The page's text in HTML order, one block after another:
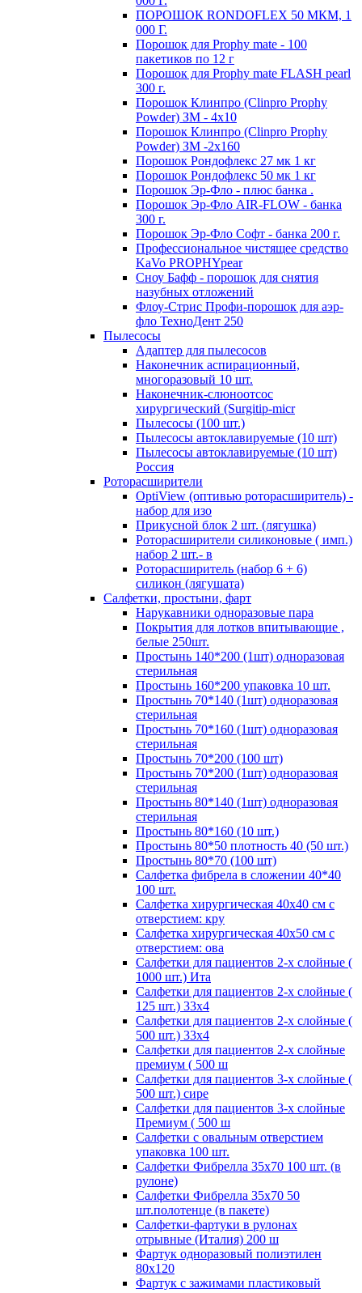
ПОРОШОК RONDOFLEX 50 МКМ, 1
000 Г.
Порошок для Proрhy mate - 100
пакетиков по 12 г
Порошок для Proрhy mate FLASH pearl
300 г.
Порошок Клинпро (Clinpro Prophy
Powder) ЗМ - 4х10
Порошок Клинпро (Clinpro Prophy
Powder) ЗМ -2х160
Порошок Рондофлекс 27 мк 1 кг
Порошок Рондофлекс 50 мк 1 кг
Порошок Эр-Фло - плюс банка .
Порошок Эр-Фло AIR-FLOW - банка
300 г.
Порошок Эр-Фло Софт - банка 200 г.
Профессиональное чистящее средство
KaVo PROPHYpear
Сноу Бафф - порошок для снятия
назубных отложений
Флоу-Стрис Профи-порошок для аэр-
фло ТехноДент 250
Пылесосы
Адаптер для пылесосов
Наконечник аспирационный,
многоразовый 10 шт.
Наконечник-слюноотсос
хирургический (Surgitip-micr
Пылесосы (100 шт.)
Пылесосы автоклавируемые (10 шт)
Пылесосы автоклавируемые (10 шт)
Россия
Роторасширители
OptiView (оптивью роторасширитель) -
набор для изо
Прикусной блок 2 шт. (лягушка)
Роторасширители силиконовые ( имп.)
набор 2 шт.- в
Роторасширитель (набор 6 + 6)
силикон (лягушата)
Салфетки, простыни, фарт
Нарукавники одноразовые пара
Покрытия для лотков впитывающие ,
белые 250шт.
Простынь 140*200 (1шт) одноразовая
стерильная
Простынь 160*200 упаковка 10 шт.
Простынь 70*140 (1шт) одноразовая
стерильная
Простынь 70*160 (1шт) одноразовая
стерильная
Простынь 70*200 (100 шт)
Простынь 70*200 (1шт) одноразовая
стерильная
Простынь 80*140 (1шт) одноразовая
стерильная
Простынь 80*160 (10 шт.)
Простынь 80*50 плотность 40 (50 шт.)
Простынь 80*70 (100 шт)
Салфетка фибрела в сложении 40*40
100 шт.
Салфетка хирургическая 40х40 см с
отверстием: кру
Салфетка хирургическая 40х50 см с
отверстием: ова
Салфетки для пациентов 2-х слойные (
1000 шт.) Ита
Салфетки для пациентов 2-х слойные (
125 шт.) 33х4
Салфетки для пациентов 2-х слойные (
500 шт.) 33х4
Салфетки для пациентов 2-х слойные
премиум ( 500 ш
Салфетки для пациентов 3-х слойные (
500 шт.) сире
Салфетки для пациентов 3-х слойные
Премиум ( 500 ш
Салфетки с овальным отверстием
упаковка 100 шт.
Салфетки Фибрелла 35х70 100 шт. (в
рулоне)
Салфетки Фибрелла 35х70 50
шт.полотенце (в пакете)
Салфетки-фартуки в рулонах
отрывные (Италия) 200 ш
Фартук одноразовый полиэтилен
80х120
Фартук с зажимами пластиковый